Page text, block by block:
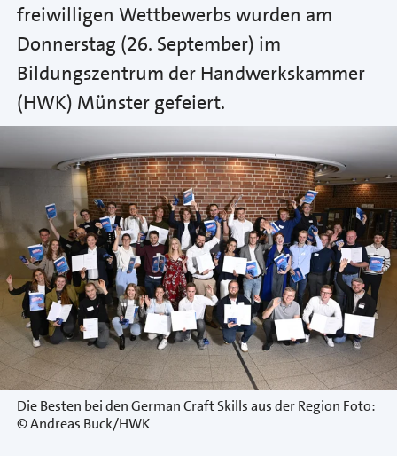
freiwilligen Wettbewerbs wurden am
Donnerstag (26. September) im
Bildungszentrum der Handwerkskammer
(HWK) Münster gefeiert.
Die Besten bei den German Craft Skills aus der Region Foto:
© Andreas Buck/HWK